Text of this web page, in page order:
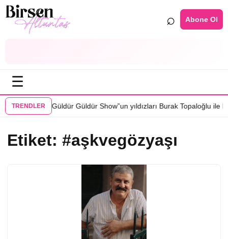
⌕ Abone Ol
☰
TRENDLER
•“Güldür Güldür Show”un yıldızları Burak Topaloğlu ile
Etiket: #aşkvegözyaşı